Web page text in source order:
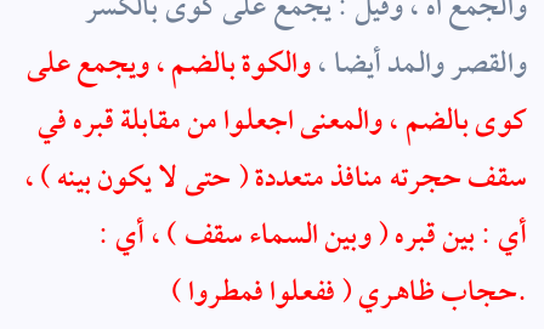
والقصر والمد أيضا ،والكوة بالضم ، ويجمع على
كوى بالضم ، والمعنى اجعلوا من مقابلة قبره في
سقف حجرته منافذ متعددة ( حتى لا يكون بينه ) ،
أي : بين قبره ( وبين السماء سقف ) ، أي :
حجاب ظاهري ( ففعلوا فمطروا ).